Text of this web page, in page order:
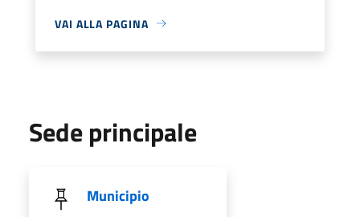
VAI ALLA PAGINA
Sede principale
Municipio